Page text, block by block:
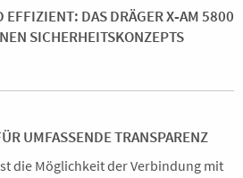
EFFIZIENT: DAS DRÄGER X‑AM 5800
SICHERHEITSKONZEPTS
UMFASSENDE TRANSPARENZ
die Möglichkeit der Verbindung mit